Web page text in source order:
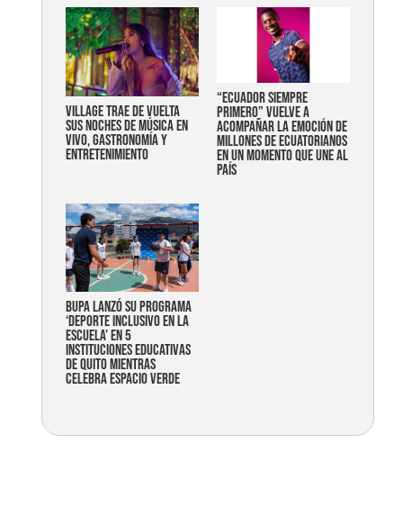
Village trae de vuelta
sus noches de música en
vivo, gastronomía y
entretenimiento
“Ecuador siempre
primero” vuelve a
acompañar la emoción de
millones de ecuatorianos
en un momento que une al
país
Bupa lanzó su programa
‘Deporte Inclusivo en la
Escuela’ en 5
instituciones educativas
de Quito mientras
celebra espacio verde